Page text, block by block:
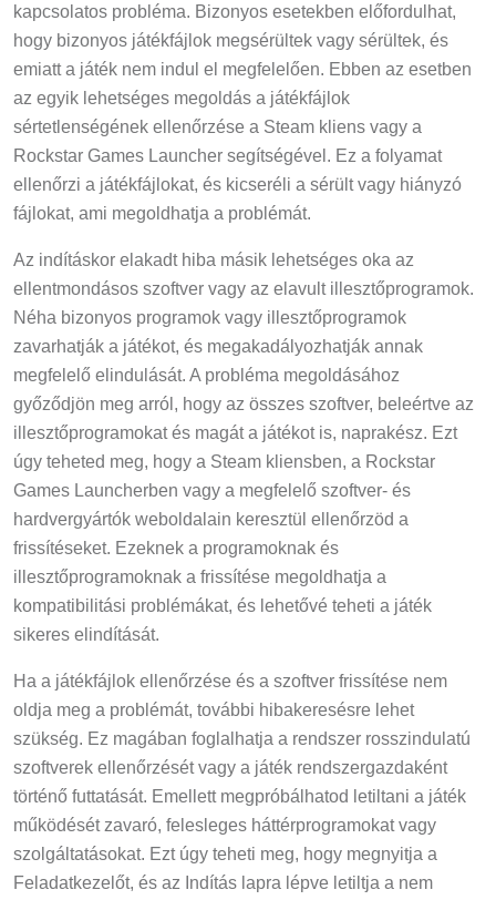
kapcsolatos probléma. Bizonyos esetekben előfordulhat,
hogy bizonyos játékfájlok megsérültek vagy sérültek, és
emiatt a játék nem indul el megfelelően. Ebben az esetben
az egyik lehetséges megoldás a játékfájlok
sértetlenségének ellenőrzése a Steam kliens vagy a
Rockstar Games Launcher segítségével. Ez a folyamat
ellenőrzi a játékfájlokat, és kicseréli a sérült vagy hiányzó
fájlokat, ami megoldhatja a problémát.
Az indításkor elakadt hiba másik lehetséges oka az
ellentmondásos szoftver vagy az elavult illesztőprogramok.
Néha bizonyos programok vagy illesztőprogramok
zavarhatják a játékot, és megakadályozhatják annak
megfelelő elindulását. A probléma megoldásához
győződjön meg arról, hogy az összes szoftver, beleértve az
illesztőprogramokat és magát a játékot is, naprakész. Ezt
úgy teheted meg, hogy a Steam kliensben, a Rockstar
Games Launcherben vagy a megfelelő szoftver- és
hardvergyártók weboldalain keresztül ellenőrzöd a
frissítéseket. Ezeknek a programoknak és
illesztőprogramoknak a frissítése megoldhatja a
kompatibilitási problémákat, és lehetővé teheti a játék
sikeres elindítását.
Ha a játékfájlok ellenőrzése és a szoftver frissítése nem
oldja meg a problémát, további hibakeresésre lehet
szükség. Ez magában foglalhatja a rendszer rosszindulatú
szoftverek ellenőrzését vagy a játék rendszergazdaként
történő futtatását. Emellett megpróbálhatod letiltani a játék
működését zavaró, felesleges háttérprogramokat vagy
szolgáltatásokat. Ezt úgy teheti meg, hogy megnyitja a
Feladatkezelőt, és az Indítás lapra lépve letiltja a nem